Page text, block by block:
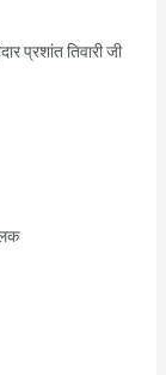
प्रशांत तिवारी जी